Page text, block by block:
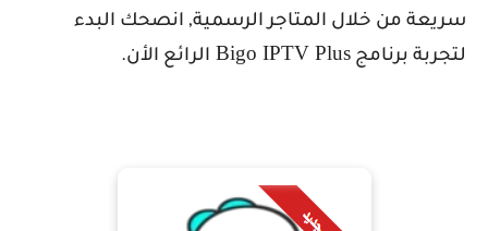
سريعة من خلال المتاجر الرسمية, انصحك البدء
لتجربة برنامج Bigo IPTV Plus الرائع الأن.